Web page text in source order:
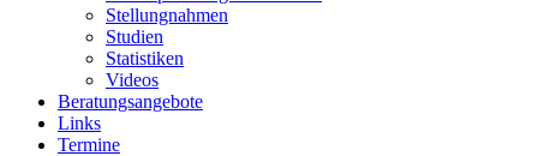
Stellungnahmen
Studien
Statistiken
Videos
Beratungsangebote
Links
Termine